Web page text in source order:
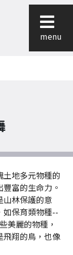
menu
地多元物種的
富的生命力。
山林保護的意
如保育類物種--
美麗的物種，
飛翔的鳥，也像